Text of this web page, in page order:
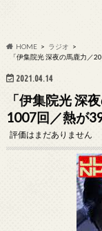
HOME
ラジオ
「伊集院光 深夜の馬鹿力／
2021.04.14
「伊集院光 深
1007回／熱が
評価はまだありません